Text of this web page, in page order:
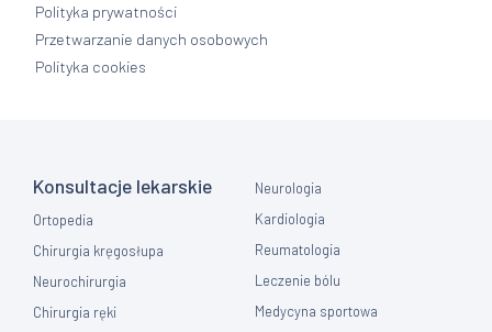
Polityka prywatności
Przetwarzanie danych osobowych
Polityka cookies
Konsultacje lekarskie
Ortopedia
Chirurgia kręgosłupa
Neurochirurgia
Chirurgia ręki
Neurologia
Kardiologia
Reumatologia
Leczenie bólu
Medycyna sportowa